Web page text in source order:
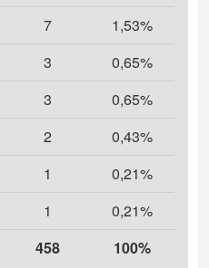
7
1,53%
3
0,65%
3
0,65%
2
0,43%
1
0,21%
1
0,21%
458 100%